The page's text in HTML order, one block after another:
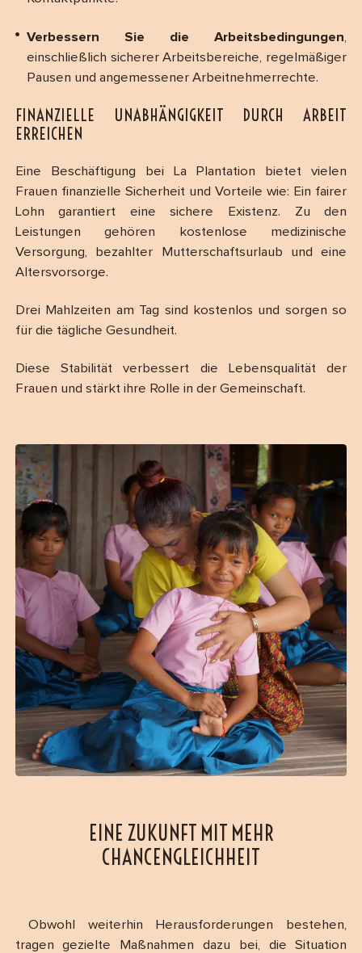
Verbessern Sie die Arbeitsbedingungen,
einschließlich sicherer Arbeitsbereiche, regelmäßiger
Pausen und angemessener Arbeitnehmerrechte.
FINANZIELLE UNABHÄNGIGKEIT DURCH ARBEIT
ERREICHEN
Eine Beschäftigung bei La Plantation bietet vielen
Frauen finanzielle Sicherheit und Vorteile wie: Ein fairer
Lohn garantiert eine sichere Existenz. Zu den
Leistungen gehören kostenlose medizinische
Versorgung, bezahlter Mutterschaftsurlaub und eine
Altersvorsorge.
Drei Mahlzeiten am Tag sind kostenlos und sorgen so
für die tägliche Gesundheit.
Diese Stabilität verbessert die Lebensqualität der
Frauen und stärkt ihre Rolle in der Gemeinschaft.
EINE ZUKUNFT MIT MEHR
CHANCENGLEICHHEIT
Obwohl weiterhin Herausforderungen bestehen,
tragen gezielte Maßnahmen dazu bei, die Situation